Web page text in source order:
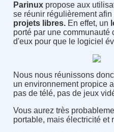
Parinuxpropose aux
se réunir régulièrement afin
projets libres.En effet, un
porté par une communauté
d'eux pour que le logiciel
Nous nous réunissons
un environnement propice
pas de télé, pas de jeux
Vous aurez très
portable, mais électricité et